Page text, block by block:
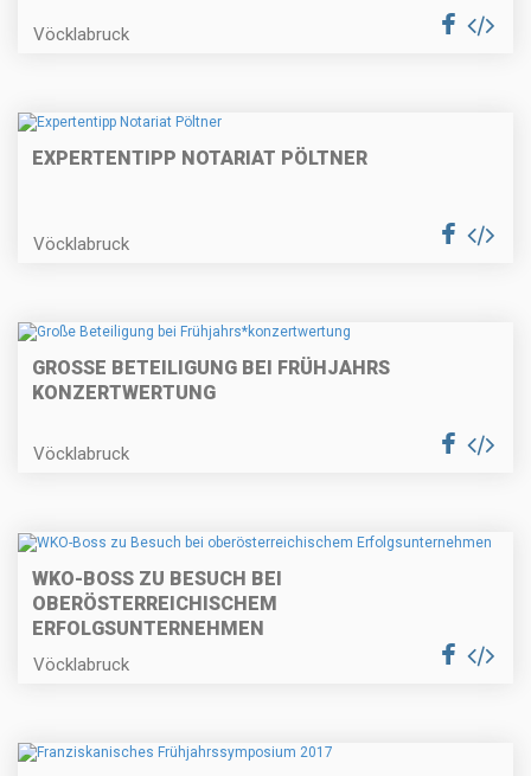
Vöcklabruck
EXPERTENTIPP NOTARIAT PÖLTNER
Vöcklabruck
GROSSE BETEILIGUNG BEI FRÜHJAHRS
KONZERTWERTUNG
Vöcklabruck
WKO-BOSS ZU BESUCH BEI
OBERÖSTERREICHISCHEM
ERFOLGSUNTERNEHMEN
Vöcklabruck